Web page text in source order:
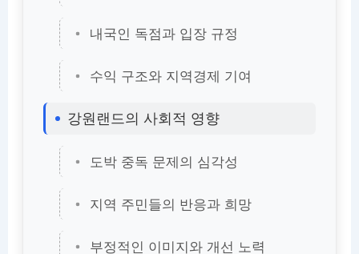
내국인 독점과 입장 규정
수익 구조와 지역경제 기여
강원랜드의 사회적 영향
도박 중독 문제의 심각성
지역 주민들의 반응과 희망
부정적인 이미지와 개선 노력